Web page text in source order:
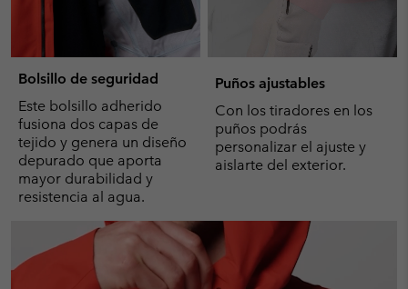
Bolsillo de seguridad
Este bolsillo adherido
fusiona dos capas de
tejido y genera un diseño
depurado que aporta
mayor durabilidad y
resistencia al agua.
Puños ajustables
Con los tiradores en los
puños podrás
personalizar el ajuste y
aislarte del exterior.